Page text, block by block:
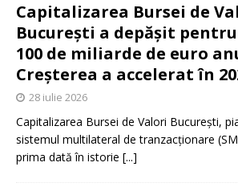
Capitalizarea Bursei de
București a depășit
100 de miliarde de euro
Creșterea a accelerat în
28 iulie 2026
Capitalizarea Bursei de Valori București,
sistemul multilateral de tranzacționare
prima dată în istorie [...]